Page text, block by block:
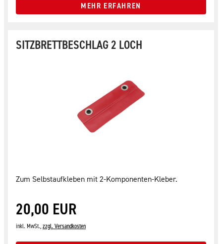
MEHR ERFAHREN
SITZBRETTBESCHLAG 2 LOCH
Zum Selbstaufkleben mit 2-Komponenten-Kleber.
20,00 EUR
inkl. MwSt.,zzgl. Versandkosten